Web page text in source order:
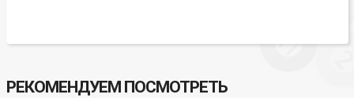
РЕКОМЕНДУЕМ ПОСМОТРЕТЬ